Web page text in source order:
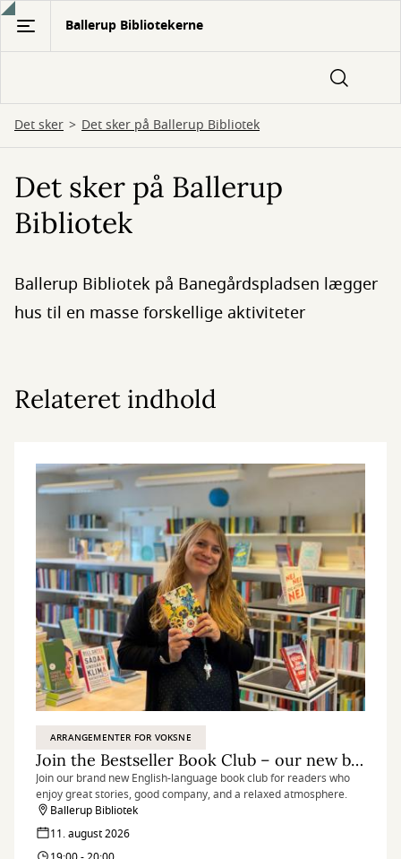
Gå
hovedindhold
Ballerup Bibliotekerne
Det sker Det sker på Ballerup Bibliotek
Det sker på Ballerup
Bibliotek
Ballerup Bibliotek på Banegårdspladsen lægger
hus til en masse forskellige aktiviteter
Relateret indhold
ARRANGEMENTER FOR VOKSNE
Join the Bestseller Book Club – our new book club in English
Join our brand new English-language book club for readers who
enjoy great stories, good company, and a relaxed atmosphere.
Ballerup Bibliotek
11. august 2026